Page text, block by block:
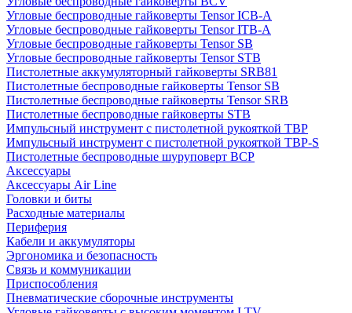
Угловые беспроводные гайковерты Tensor ICB-A
Угловые беспроводные гайковерты Tensor ITB-A
Угловые беспроводные гайковерты Tensor SB
Угловые беспроводные гайковерты Tensor STB
Пистолетные аккумуляторный гайковерты SRB81
Пистолетные беспроводные гайковерты Tensor SB
Пистолетные беспроводные гайковерты Tensor SRB
Пистолетные беспроводные гайковерты STB
Импульсный инструмент с пистолетной рукояткой TBP
Импульсный инструмент с пистолетной рукояткой TBP-S
Пистолетные беспроводные шуруповерт BCP
Аксессуары
Аксессуары Air Line
Головки и биты
Расходные материалы
Периферия
Кабели и аккумуляторы
Эргономика и безопасность
Связь и коммуникации
Приспособления
Пневматические сборочные инструменты